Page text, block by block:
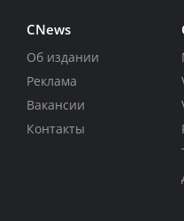
CNews
Об издании
Реклама
Вакансии
Контакты